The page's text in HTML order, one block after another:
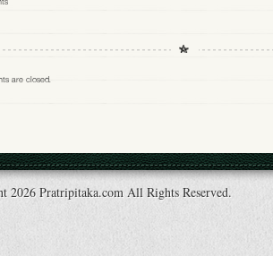
are closed.
2026 Pratripitaka.com All Rights Reserved.